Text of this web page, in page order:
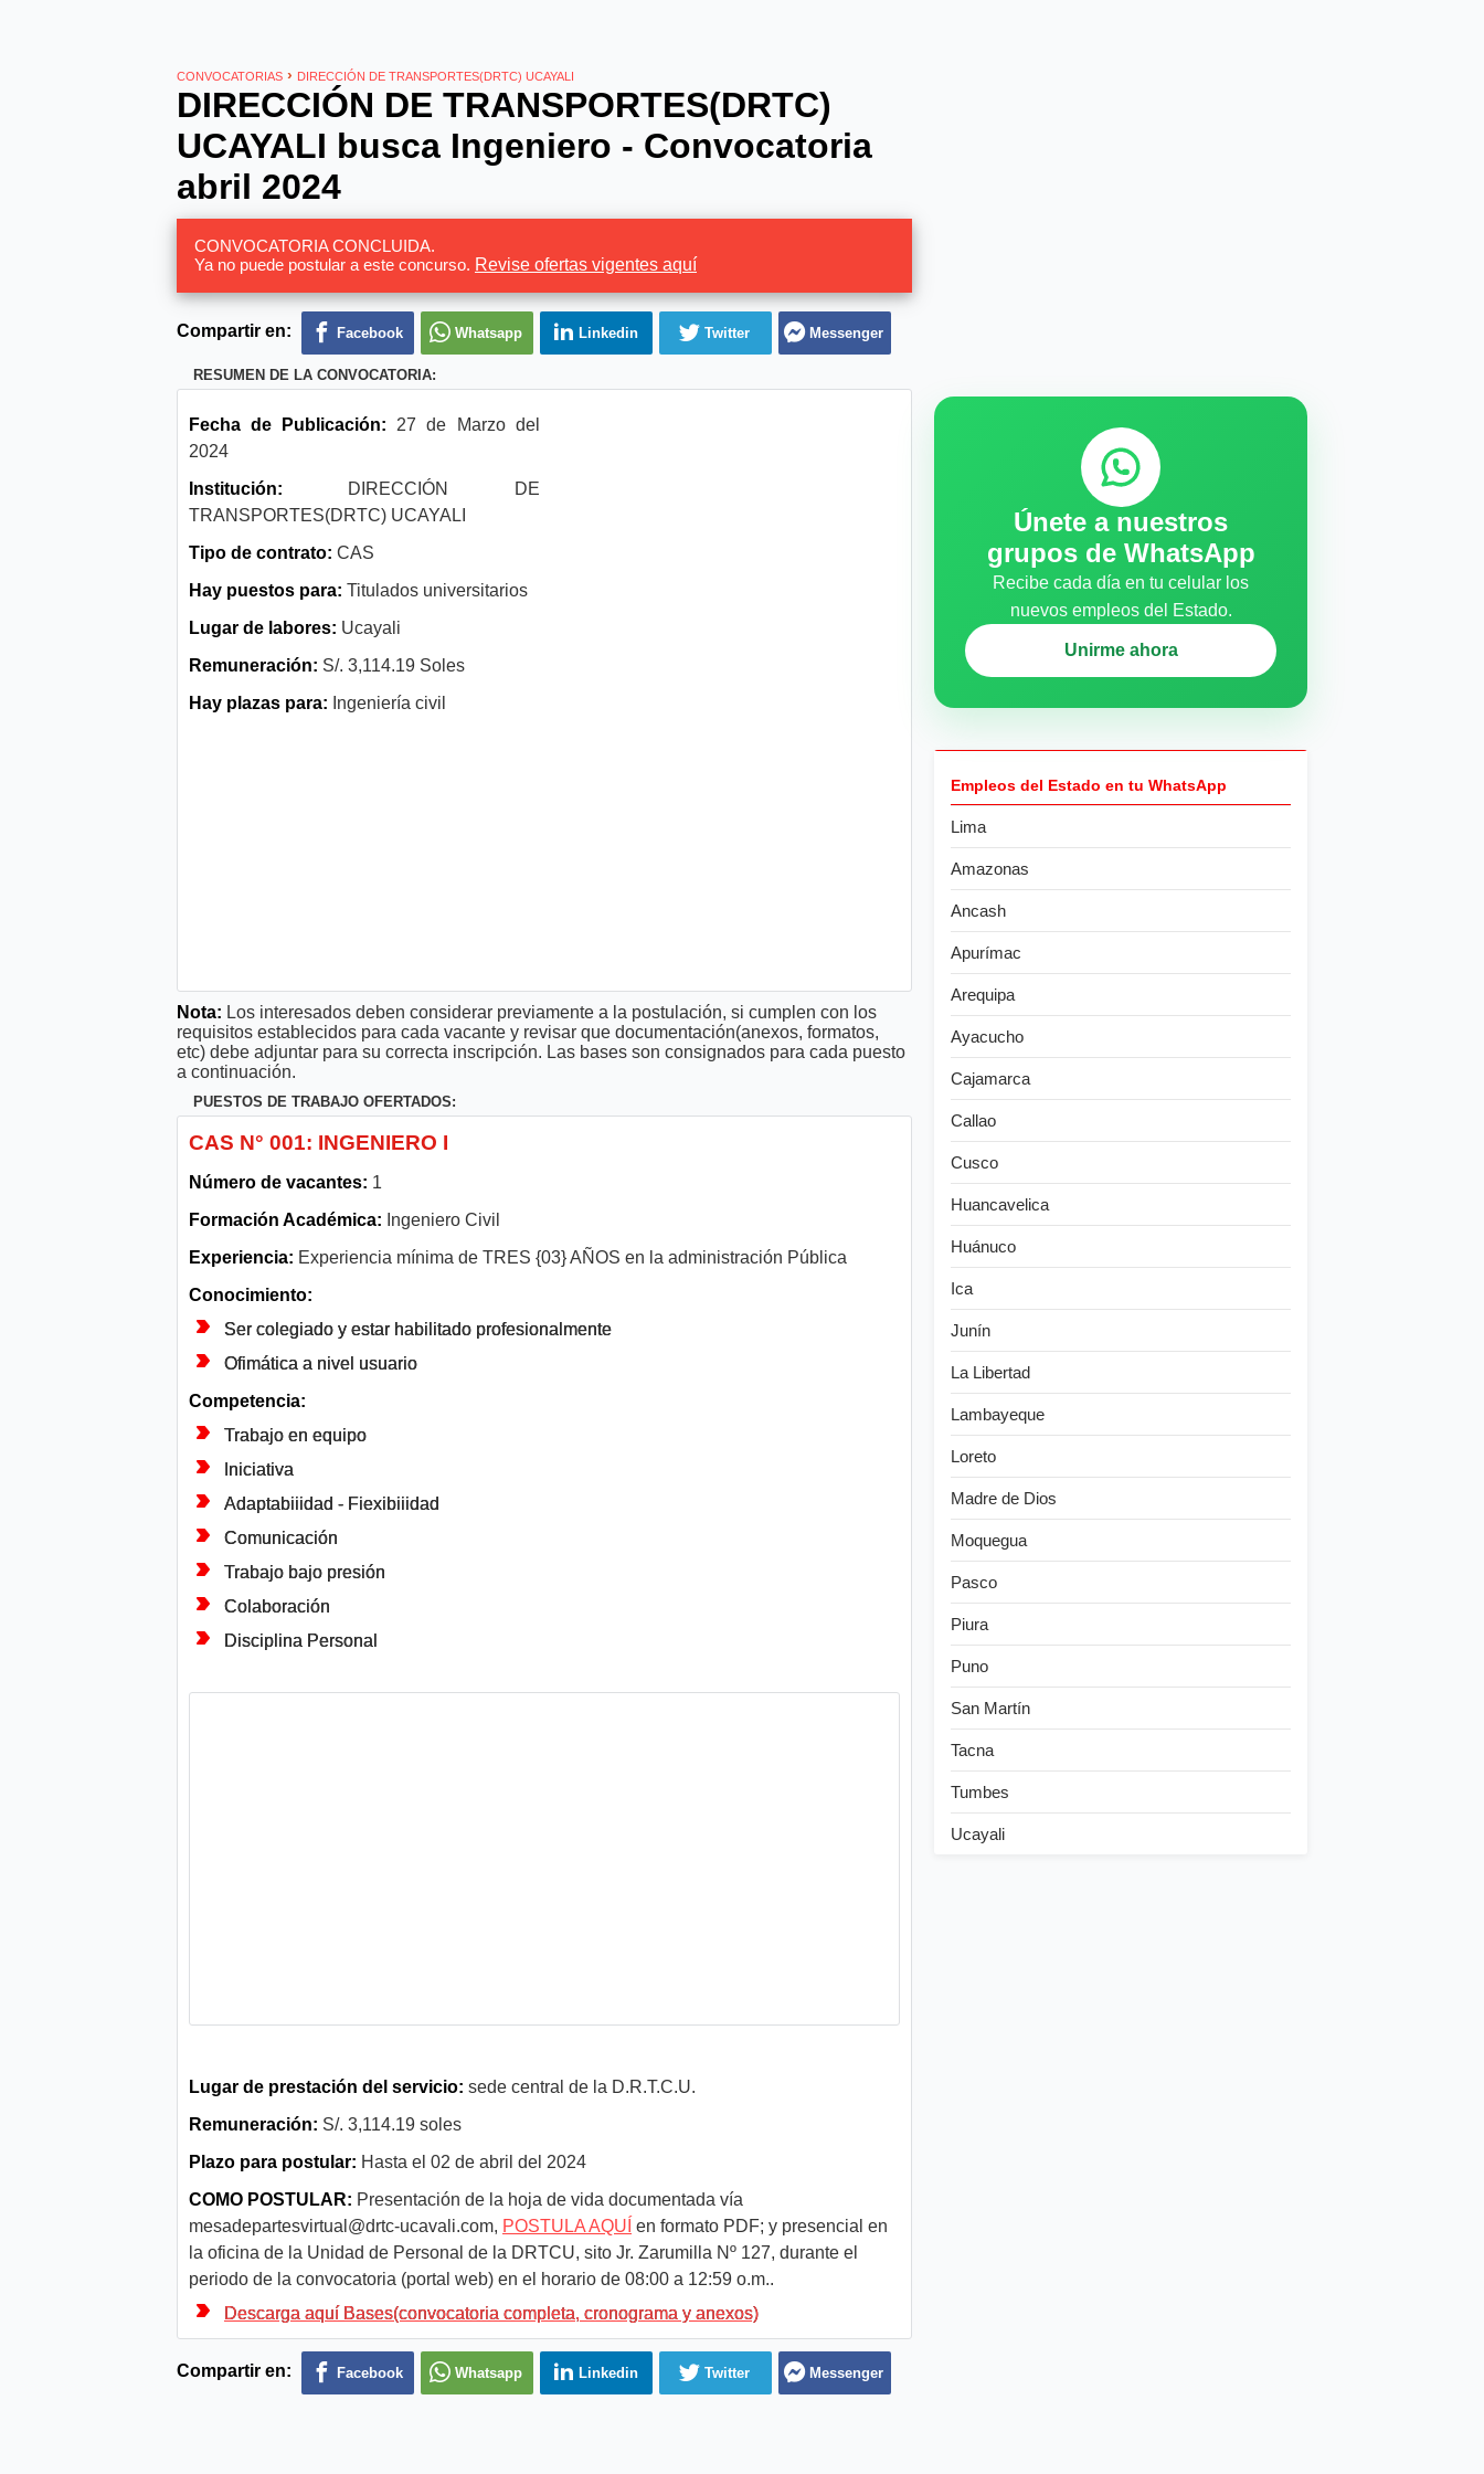
CONVOCATORIAS › DIRECCIÓN DE TRANSPORTES(DRTC) UCAYALI
DIRECCIÓN DE TRANSPORTES(DRTC)
UCAYALI busca Ingeniero - Convocatoria
abril 2024
CONVOCATORIA CONCLUIDA.
Ya no puede postular a este concurso. Revise ofertas vigentes aquí
Compartir en: Facebook Whatsapp Linkedin Twitter Messenger
RESUMEN DE LA CONVOCATORIA:
Fecha de Publicación: 27 de Marzo del
2024
Institución: DIRECCIÓN DE
TRANSPORTES(DRTC) UCAYALI
Tipo de contrato: CAS
Hay puestos para: Titulados universitarios
Lugar de labores: Ucayali
Remuneración: S/. 3,114.19 Soles
Hay plazas para: Ingeniería civil
Nota: Los interesados deben considerar previamente a la postulación, si cumplen con los
requisitos establecidos para cada vacante y revisar que documentación(anexos, formatos,
etc) debe adjuntar para su correcta inscripción. Las bases son consignados para cada puesto
a continuación.
PUESTOS DE TRABAJO OFERTADOS:
CAS N° 001: INGENIERO I
Número de vacantes: 1
Formación Académica: Ingeniero Civil
Experiencia: Experiencia mínima de TRES {03} AÑOS en la administración Pública
Conocimiento:
Ser colegiado y estar habilitado profesionalmente
Ofimática a nivel usuario
Competencia:
Trabajo en equipo
Iniciativa
Adaptabiiidad - Fiexibiiidad
Comunicación
Trabajo bajo presión
Colaboración
Disciplina Personal
Lugar de prestación del servicio: sede central de la D.R.T.C.U.
Remuneración: S/. 3,114.19 soles
Plazo para postular: Hasta el 02 de abril del 2024
COMO POSTULAR: Presentación de la hoja de vida documentada vía
mesadepartesvirtual@drtc-ucavali.com, POSTULA AQUÍ en formato PDF; y presencial en
la oficina de la Unidad de Personal de la DRTCU, sito Jr. Zarumilla Nº 127, durante el
periodo de la convocatoria (portal web) en el horario de 08:00 a 12:59 o.m..
Descarga aquí Bases(convocatoria completa, cronograma y anexos)
Compartir en: Facebook Whatsapp Linkedin Twitter Messenger
Únete a nuestros
grupos de WhatsApp
Recibe cada día en tu celular los
nuevos empleos del Estado.
Unirme ahora
Empleos del Estado en tu WhatsApp
Lima
Amazonas
Ancash
Apurímac
Arequipa
Ayacucho
Cajamarca
Callao
Cusco
Huancavelica
Huánuco
Ica
Junín
La Libertad
Lambayeque
Loreto
Madre de Dios
Moquegua
Pasco
Piura
Puno
San Martín
Tacna
Tumbes
Ucayali